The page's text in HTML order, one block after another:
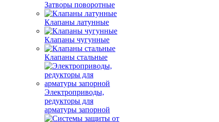
Затворы поворотные
Клапаны латунные
Клапаны чугунные
Клапаны стальные
Электроприводы,
редукторы для
арматуры запорной